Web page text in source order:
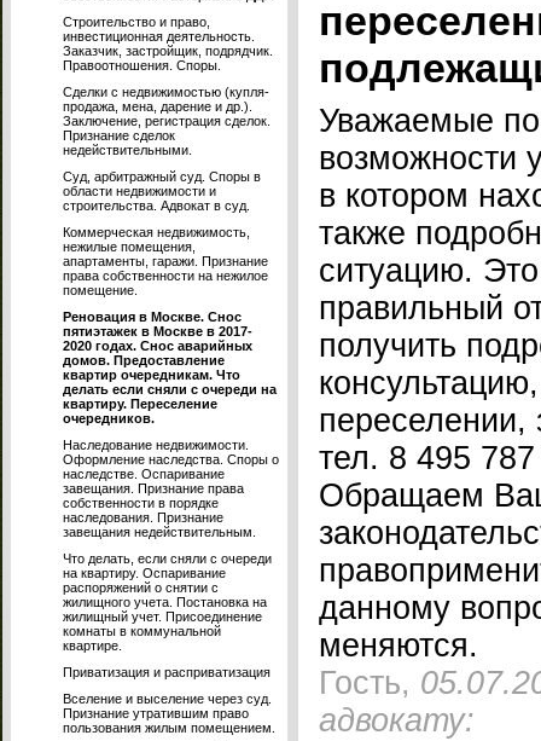
Строительство и право,
инвестиционная деятельность.
Заказчик, застройщик, подрядчик.
Правоотношения. Споры.
Сделки с недвижимостью (купля-
продажа, мена, дарение и др.).
Заключение, регистрация сделок.
Признание сделок
недействительными.
Суд, арбитражный суд. Споры в
области недвижимости и
строительства. Адвокат в суд.
Коммерческая недвижимость,
нежилые помещения,
апартаменты, гаражи. Признание
права собственности на нежилое
помещение.
Реновация в Москве. Снос
пятиэтажек в Москве в 2017-
2020 годах. Снос аварийных
домов. Предоставление
квартир очередникам. Что
делать если сняли с очереди на
квартиру. Переселение
очередников.
Наследование недвижимости.
Оформление наследства. Споры о
наследстве. Оспаривание
завещания. Признание права
собственности в порядке
наследования. Признание
завещания недействительным.
Что делать, если сняли с очереди
на квартиру. Оспаривание
распоряжений о снятии с
жилищного учета. Постановка на
жилищный учет. Присоединение
комнаты в коммунальной
квартире.
Приватизация и расприватизация
Вселение и выселение через суд.
Признание утратившим право
пользования жилым помещением.
Уважаемые
возможности
в котором
также
ситуацию.
правильный
получить
переселении,
тел. 8 495
Обращаем
данному
меняются.
Гость,
адвокату: